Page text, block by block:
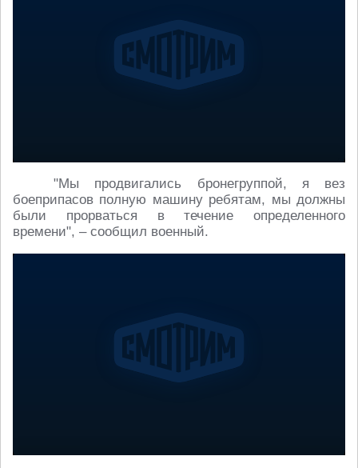
"Мы продвигались бронегруппой, я вез
боеприпасов полную машину ребятам, мы должны
были прорваться в течение определенного
времени", – сообщил военный.